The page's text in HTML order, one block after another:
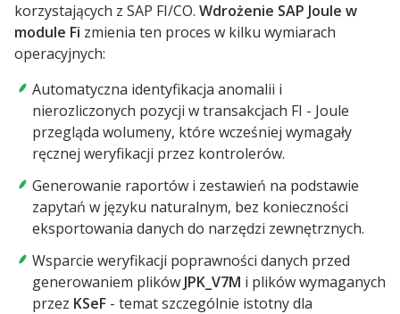
korzystających z SAP FI/CO. Wdrożenie SAP Joule w
module Fi zmienia ten proces w kilku wymiarach
operacyjnych:
Automatyczna identyfikacja anomalii i
nierozliczonych pozycji w transakcjach FI - Joule
przegląda wolumeny, które wcześniej wymagały
ręcznej weryfikacji przez kontrolerów.
Generowanie raportów i zestawień na podstawie
zapytań w języku naturalnym, bez konieczności
eksportowania danych do narzędzi zewnętrznych.
Wsparcie weryfikacji poprawności danych przed
generowaniem plików JPK_V7M i plików wymaganych
przez KSeF - temat szczególnie istotny dla